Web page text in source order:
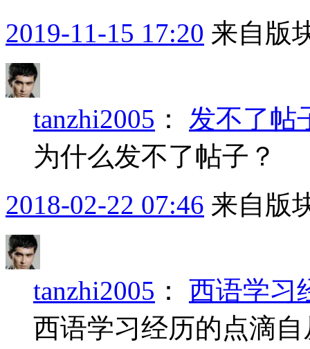
2019-11-15 17:20 来自版
tanzhi2005 ： 发不了帖
为什么发不了帖子？
2018-02-22 07:46 来自版
tanzhi2005 ： 西语学习
西语学习经历的点滴